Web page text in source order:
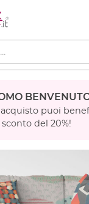
puoi
sconto del 20%!